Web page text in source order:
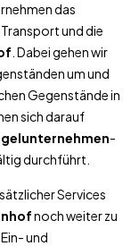
das
und die
. Dabei gehen wir
um und
Gegenstände in
sich darauf
-
durchführt.
Services
noch weiter zu
und